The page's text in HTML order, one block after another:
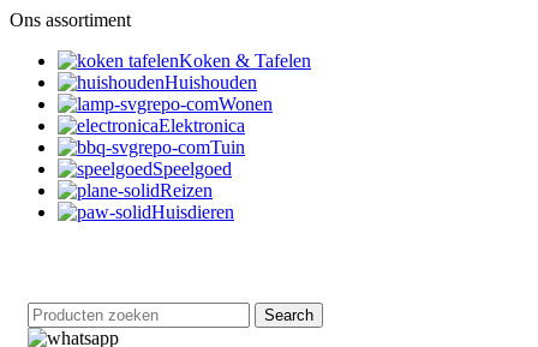
Ons assortiment
Koken & Tafelen
Huishouden
Wonen
Elektronica
Tuin
Speelgoed
Reizen
Huisdieren
Search